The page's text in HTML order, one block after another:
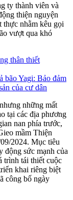
ty thành viên và
thiện nguyện
thực nhằm kêu gọi
vượt qua khó
thân thiết
bão Yagi: Bảo đảm
của cư dân
những mất
tại các địa phương
nan phía trước,
mầm Thiện
2024. Mục tiêu
động sức mạnh của
trình tái thiết cuộc
khai riêng biệt
công bố ngày